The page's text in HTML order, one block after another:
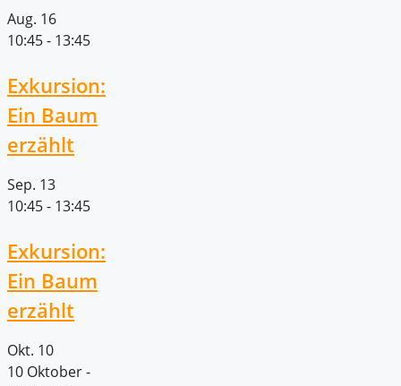
Aug. 16
10:45- 13:45
Exkursion:
Ein Baum
erzählt
Sep. 13
10:45- 13:45
Exkursion:
Ein Baum
erzählt
Okt. 10
10 Oktober -